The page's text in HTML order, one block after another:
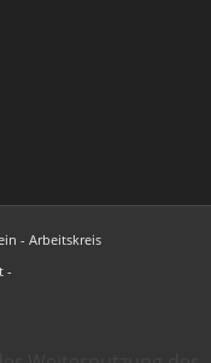
- Arbeitskreis
-